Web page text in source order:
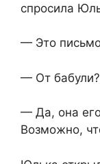
спросила
— Это
— От
— Да, она
Возможно,